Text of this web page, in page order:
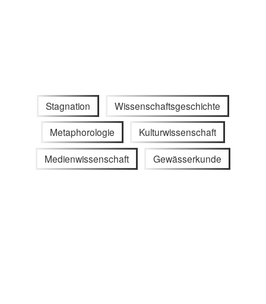
Stagnation Wissenschaftsgeschichte
Metaphorologie Kulturwissenschaft
Medienwissenschaft Gewässerkunde